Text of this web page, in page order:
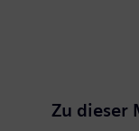
Zu dieser